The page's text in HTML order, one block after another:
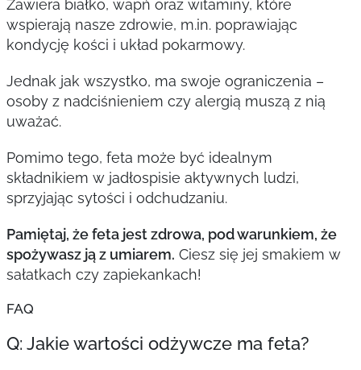
Zawiera białko, wapń oraz witaminy, które
wspierają nasze zdrowie, m.in. poprawiając
kondycję kości i układ pokarmowy.
Jednak jak wszystko, ma swoje ograniczenia –
osoby z nadciśnieniem czy alergią muszą z nią
uważać.
Pomimo tego, feta może być idealnym
składnikiem w jadłospisie aktywnych ludzi,
sprzyjając sytości i odchudzaniu.
Pamiętaj, że feta jest zdrowa, pod warunkiem, że
spożywasz ją z umiarem. Ciesz się jej smakiem w
sałatkach czy zapiekankach!
FAQ
Q: Jakie wartości odżywcze ma feta?